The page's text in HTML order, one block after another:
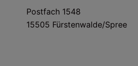
Postfach 1548
15505 Fürstenwalde/Spree